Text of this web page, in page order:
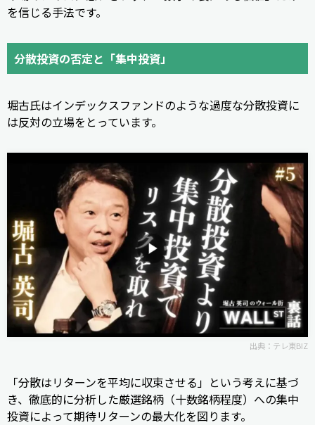
を信じる手法です。
分散投資の否定と「集中投資」
堀古氏はインデックスファンドのような過度な分散投資に
は反対の立場をとっています。
出典： テレ東BIZ
「分散はリターンを平均に収束させる」という考えに基づ
き、徹底的に分析した厳選銘柄（十数銘柄程度）への集中
投資によって期待リターンの最大化を図ります。